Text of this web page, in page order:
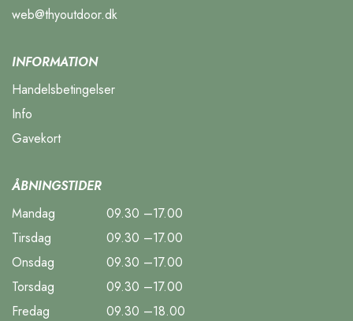
web@thyoutdoor.dk
INFORMATION
Handelsbetingelser
Info
Gavekort
ÅBNINGSTIDER
Mandag
09.30 –17.00
Tirsdag
09.30 –17.00
Onsdag
09.30 –17.00
Torsdag
09.30 –17.00
Fredag
09.30 –18.00